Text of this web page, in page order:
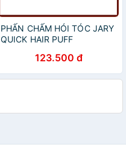
PHẤN CHẤM HÓI TÓC JARY
QUICK HAIR PUFF
123.500 đ